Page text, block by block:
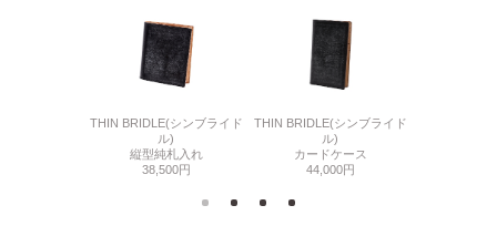
THIN BRIDLE(シンブライド
ル)
縦型純札入れ
38,500円
THIN BRIDLE(シンブライド
ル)
カードケース
44,000円